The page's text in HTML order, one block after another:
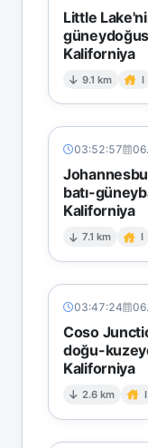
Little
Kaliforniya
9.1 km I
03:52:57
batı-
Kaliforniya
7.1 km I
03:47:24
Coso
doğu-
Kaliforniya
2.6 km I